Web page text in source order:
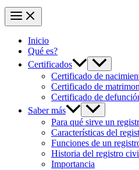
Inicio
Qué es?
Certificados
Certificado de
Certificado de
Certificado de
Saber más
Para qué sirve un
Características del
Funciones de un
Historia del registro
Importancia